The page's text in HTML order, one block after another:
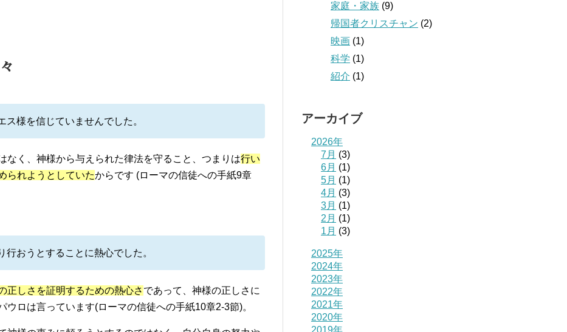
様を信じていませんでした。
なく、神様から与えられた律法を守ること、つまりは行い
られようとしていたからです (ローマの信徒への手紙9章
おうとすることに熱心でした。
正しさを証明するための熱心さ であって、神様の正しさに
ロは言っています(ローマの信徒への手紙10章2-3節)。
家庭・家族 (9)
帰国者クリスチャン (2)
映画 (1)
科学 (1)
紹介 (1)
アーカイブ
2026年
7月 (3)
6月 (1)
5月 (1)
4月 (3)
3月 (1)
2月 (1)
1月 (3)
2025年
2024年
2023年
2022年
2021年
2020年